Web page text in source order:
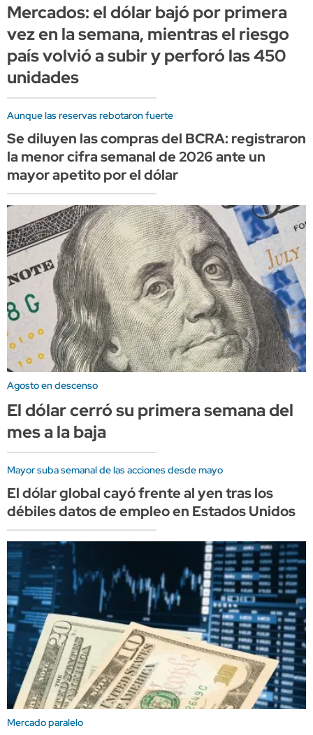
Mercados: el dólar bajó por primera
vez en la semana, mientras el riesgo
país volvió a subir y perforó las 450
unidades
Aunque las reservas rebotaron fuerte
Se diluyen las compras del BCRA: registraron
la menor cifra semanal de 2026 ante un
mayor apetito por el dólar
Agosto en descenso
El dólar cerró su primera semana del
mes a la baja
Mayor suba semanal de las acciones desde mayo
El dólar global cayó frente al yen tras los
débiles datos de empleo en Estados Unidos
Mercado paralelo